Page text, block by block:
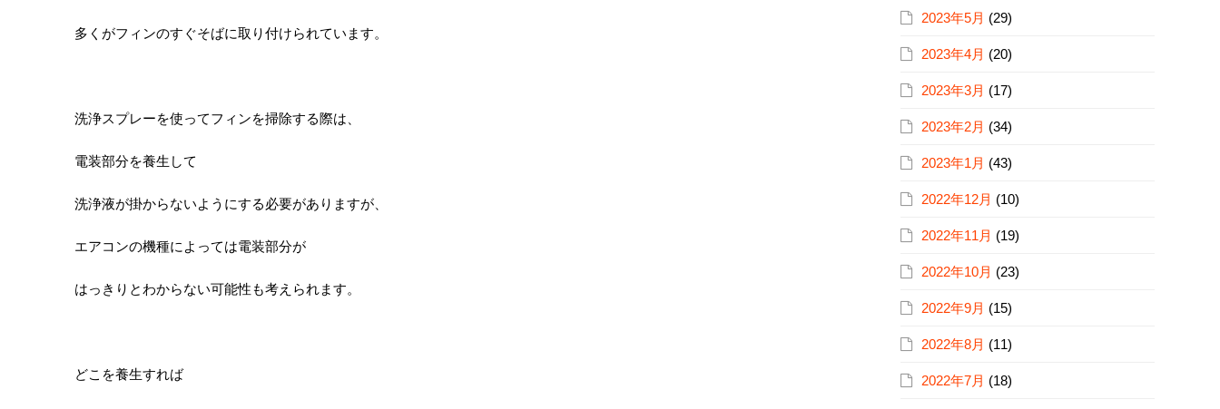
多くがフィンのすぐそばに取り付けられています。
洗浄スプレーを使ってフィンを掃除する際は、
電装部分を養生して
洗浄液が掛からないようにする必要がありますが、
エアコンの機種によっては電装部分が
はっきりとわからない可能性も考えられます。
どこを養生すれば
2023年5月 (29)
2023年4月 (20)
2023年3月 (17)
2023年2月 (34)
2023年1月 (43)
2022年12月 (10)
2022年11月 (19)
2022年10月 (23)
2022年9月 (15)
2022年8月 (11)
2022年7月 (18)